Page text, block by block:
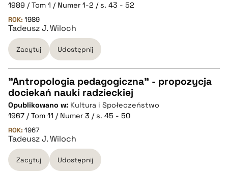
1989 / Tom 1 / Numer 1-2 / s. 43 - 52
ROK: 1989
Tadeusz J. Wiloch
Zacytuj Udostępnij
CZYSTY TEKST
pobierz cytat
BIBTEX
"Antropologia pedagogiczna" - propozycja
dociekań nauki radzieckiej
Opublikowano w: Kultura i Społeczeństwo
1967 / Tom 11 / Numer 3 / s. 45 - 50
ROK: 1967
Tadeusz J. Wiloch
Zacytuj Udostępnij